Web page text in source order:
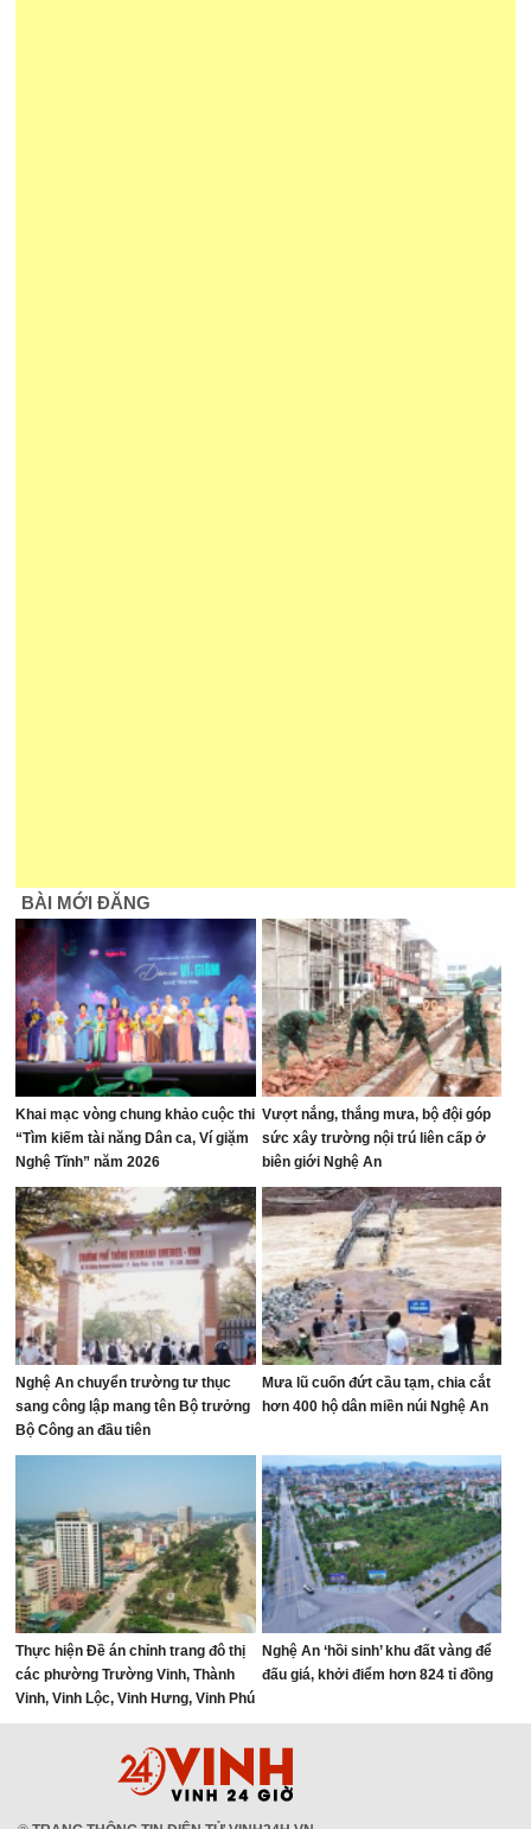
BÀI MỚI ĐĂNG
Khai mạc vòng chung khảo cuộc thi
“Tìm kiếm tài năng Dân ca, Ví giặm
Nghệ Tĩnh” năm 2026
Vượt nắng, thắng mưa, bộ đội góp
sức xây trường nội trú liên cấp ở
biên giới Nghệ An
Nghệ An chuyển trường tư thục
sang công lập mang tên Bộ trưởng
Bộ Công an đầu tiên
Mưa lũ cuốn đứt cầu tạm, chia cắt
hơn 400 hộ dân miền núi Nghệ An
Thực hiện Đề án chỉnh trang đô thị
các phường Trường Vinh, Thành
Vinh, Vinh Lộc, Vinh Hưng, Vinh Phú
và Cửa Lò giai đoạn 2026 – 2030
Nghệ An ‘hồi sinh’ khu đất vàng để
đấu giá, khởi điểm hơn 824 tỉ đồng